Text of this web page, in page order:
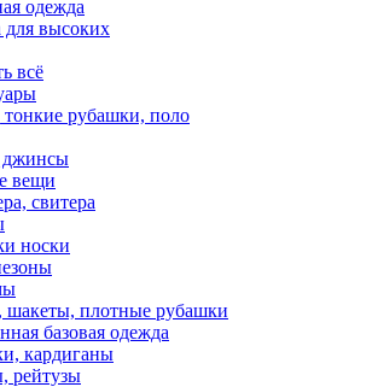
одежда
высоких
всё
тонкие рубашки, поло
вещи
свитера
носки
шакеты, плотные рубашки
базовая одежда
кардиганы
рейтузы